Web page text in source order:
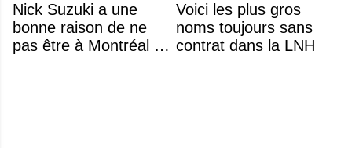
Nick Suzuki a une
bonne raison de ne
pas être à Montréal cet
Voici les plus gros
noms toujours sans
contrat dans la LNH